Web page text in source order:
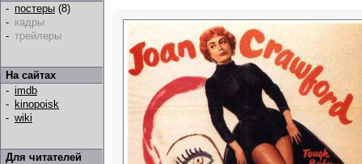
- постеры (8)
- кадры
- трейлеры
На сайтах
- imdb
- kinopoisk
- wiki
Для читателей